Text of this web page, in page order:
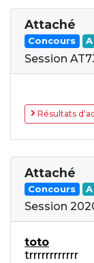
Attaché
Concours A
Session
Résultats
Attaché
Concours A
Session
toto
trrrrrrrrrrrr